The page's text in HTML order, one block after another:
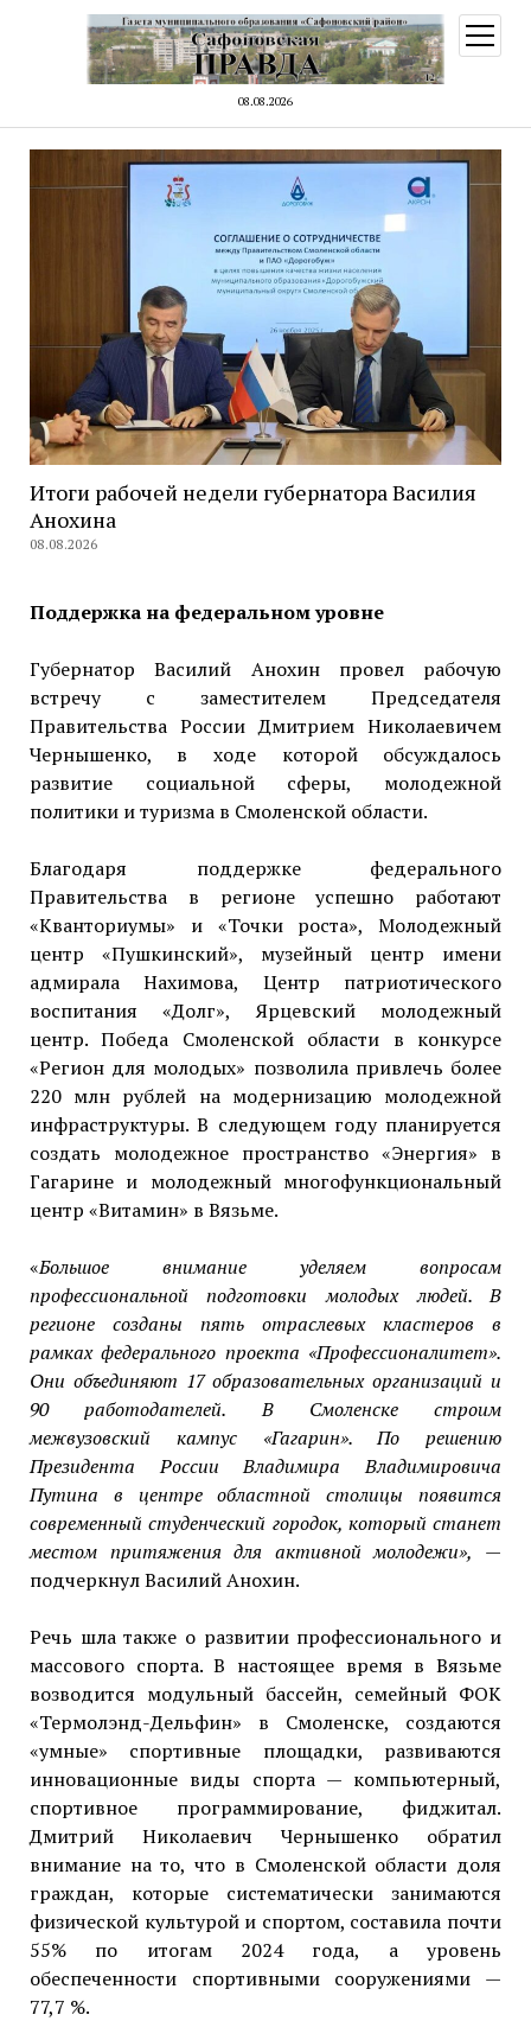
08.08.2026
меню
Итоги рабочей недели губернатора Василия
Анохина
08.08.2026
Поддержка на федеральном уровне
Губернатор Василий Анохин провел рабочую
встречу с заместителем Председателя
Правительства России Дмитрием Николаевичем
Чернышенко, в ходе которой обсуждалось
развитие социальной сферы, молодежной
политики и туризма в Смоленской области.
Благодаря поддержке федерального
Правительства в регионе успешно работают
«Кванториумы» и «Точки роста», Молодежный
центр «Пушкинский», музейный центр имени
адмирала Нахимова, Центр патриотического
воспитания «Долг», Ярцевский молодежный
центр. Победа Смоленской области в конкурсе
«Регион для молодых» позволила привлечь более
220 млн рублей на модернизацию молодежной
инфраструктуры. В следующем году планируется
создать молодежное пространство «Энергия» в
Гагарине и молодежный многофункциональный
центр «Витамин» в Вязьме.
«Большое внимание уделяем вопросам
профессиональной подготовки молодых людей. В
регионе созданы пять отраслевых кластеров в
рамках федерального проекта «Профессионалитет».
Они объединяют 17 образовательных организаций и
90 работодателей. В Смоленске строим
межвузовский кампус «Гагарин». По решению
Президента России Владимира Владимировича
Путина в центре областной столицы появится
современный студенческий городок, который станет
местом притяжения для активной молодежи», —
подчеркнул Василий Анохин.
Речь шла также о развитии профессионального и
массового спорта. В настоящее время в Вязьме
возводится модульный бассейн, семейный ФОК
«Термолэнд-Дельфин» в Смоленске, создаются
«умные» спортивные площадки, развиваются
инновационные виды спорта — компьютерный,
спортивное программирование, фиджитал.
Дмитрий Николаевич Чернышенко обратил
внимание на то, что в Смоленской области доля
граждан, которые систематически занимаются
физической культурой и спортом, составила почти
55% по итогам 2024 года, а уровень
обеспеченности спортивными сооружениями —
77,7 %.